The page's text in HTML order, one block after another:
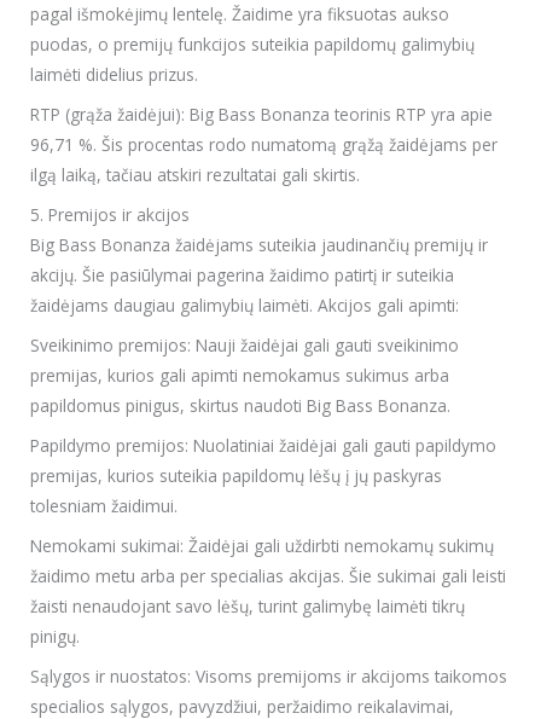
pagal išmokėjimų lentelę. Žaidime yra fiksuotas aukso
puodas, o premijų funkcijos suteikia papildomų galimybių
laimėti didelius prizus.
RTP (grąža žaidėjui): Big Bass Bonanza teorinis RTP yra apie
96,71 %. Šis procentas rodo numatomą grąžą žaidėjams per
ilgą laiką, tačiau atskiri rezultatai gali skirtis.
5. Premijos ir akcijos
Big Bass Bonanza žaidėjams suteikia jaudinančių premijų ir
akcijų. Šie pasiūlymai pagerina žaidimo patirtį ir suteikia
žaidėjams daugiau galimybių laimėti. Akcijos gali apimti:
Sveikinimo premijos: Nauji žaidėjai gali gauti sveikinimo
premijas, kurios gali apimti nemokamus sukimus arba
papildomus pinigus, skirtus naudoti Big Bass Bonanza.
Papildymo premijos: Nuolatiniai žaidėjai gali gauti papildymo
premijas, kurios suteikia papildomų lėšų į jų paskyras
tolesniam žaidimui.
Nemokami sukimai: Žaidėjai gali uždirbti nemokamų sukimų
žaidimo metu arba per specialias akcijas. Šie sukimai gali leisti
žaisti nenaudojant savo lėšų, turint galimybę laimėti tikrų
pinigų.
Sąlygos ir nuostatos: Visoms premijoms ir akcijoms taikomos
specialios sąlygos, pavyzdžiui, peržaidimo reikalavimai,